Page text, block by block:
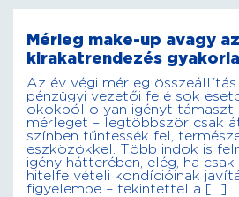
Mérleg make-up avagy
kirakatrendezés
Az év végi mérleg
pénzügyi vezetői felé sok
okokból olyan igényt támaszt
mérleget – legtöbbször csak
színben tűntessék fel,
eszközökkel. Több indok is
igény hátterében, elég, ha
hitelfelvételi kondícióinak
figyelembe – tekintettel a […]